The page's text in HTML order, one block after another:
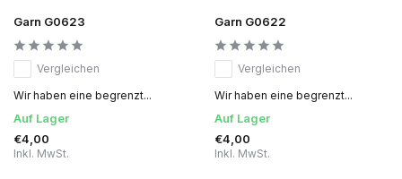
Garn G0623
Vergleichen
Wir haben eine begrenzt...
Auf Lager
€4,00
Inkl. MwSt.
Garn G0622
Vergleichen
Wir haben eine begrenzt...
Auf Lager
€4,00
Inkl. MwSt.